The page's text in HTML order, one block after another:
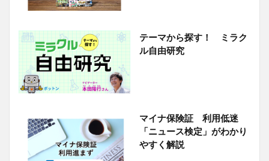
テーマから探す！ ミラク
ル自由研究
マイナ保険証 利用低迷
「ニュース検定」がわかり
やすく解説